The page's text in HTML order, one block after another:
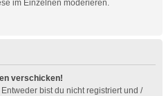
im Einzelnen moderieren.
verschicken!
bist du nicht registriert und /